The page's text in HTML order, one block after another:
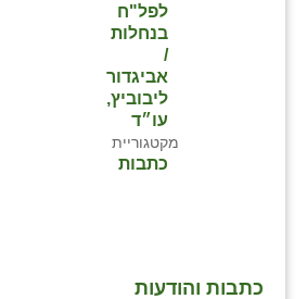
לפל"ח
בנחלות
/
אביגדור
ליבוביץ,
עו״ד
מקטגוריית
כתבות
כתבות והודעות